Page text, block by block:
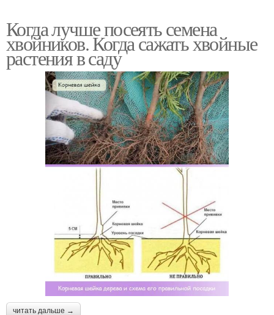
Когда лучше посеять семена
хвойников. Когда сажать хвойные
растения в саду
читать дальше →